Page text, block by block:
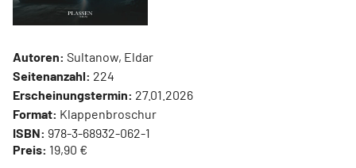
Autoren: Sultanow, Eldar
Seitenanzahl: 224
Erscheinungstermin: 27.01.2026
Format: Klappenbroschur
ISBN: 978-3-68932-062-1
Preis: 19,90 €